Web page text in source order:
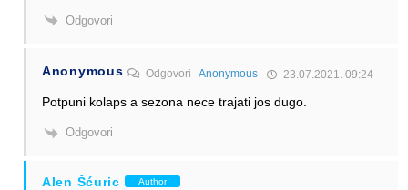
Odgovori
Anonymous OdgovoriAnonymous 23.07.2021. 09:24
Potpuni kolaps a sezona nece trajati jos dugo.
Odgovori
Alen Šćuric Author